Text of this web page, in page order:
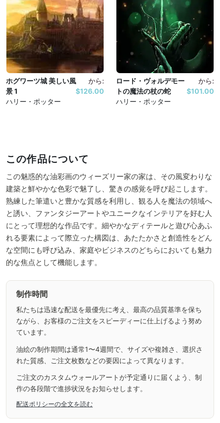
ホグワーツ城 美しい風
景 1
ハリー・ポッター
から:
$126.00
ロード・ヴォルデモー
トの魔法の杖の蛇
ハリー・ポッター
から:
$101.00
この作品について
この魅惑的な油彩画のウィーズリー家の家は、その風変わりな
建築と鮮やかな色彩で魅了し、驚きの感覚を呼び起こします。
熟練した筆遣いと豊かな質感を利用し、観る人を魔法の領域へ
と誘い、ファンタジーアートやユニークなインテリアを好む人
にとって理想的な作品です。細やかなディテールと遊び心あふ
れる要素によって際立った構図は、あたたかさと創造性をどん
な空間にも呼び込み、家庭やビジネスのどちらにおいても魅力
的な焦点として機能します。
制作時間
私たちは迅速な配送を最優先に考え、最高の品質基準を保ち
ながら、お客様のご注文をスピーディーに仕上げるよう努め
ています。
油絵の制作期間は通常1〜4週間で、サイズや複雑さ、選択さ
れた質感、ご注文枚数などの要因によって異なります。
ご注文のカスタムウォールアートが予定通りに届くよう、制
作の各段階で進捗状況をお知らせします。
配送ポリシーの全文を読む